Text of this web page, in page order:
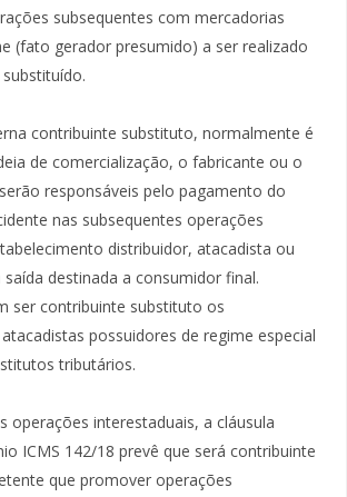
subsequentes com mercadorias
(fato gerador presumido) a ser realizado
contribuinte substituto, normalmente é
de comercialização, o fabricante ou o
responsáveis pelo pagamento do
nas subsequentes operações
distribuidor, atacadista ou
destinada a consumidor final.
ser contribuinte substituto os
possuidores de regime especial
tributários.
operações interestaduais, a cláusula
ICMS 142/18 prevê que será contribuinte
que promover operações